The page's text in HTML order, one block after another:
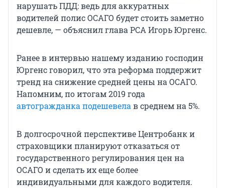
нарушать ПДД: ведь для аккуратных
водителей полис ОСАГО будет стоить заметно
дешевле, — объяснил глава РСА Игорь Юргенс.
Ранее в интервью нашему изданию господин
Юргенс говорил, что эта реформа поддержит
тренд на снижение средней цены на ОСАГО.
Напомним, по итогам 2019 года
автогражданка подешевелав среднем на 5%.
В долгосрочной перспективе Центробанк и
страховщики планируют отказаться от
государственного регулирования цен на
ОСАГО и сделать их еще более
индивидуальными для каждого водителя.